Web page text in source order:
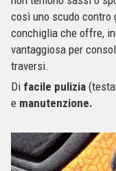
così uno scudo
conchiglia che offre,
vantaggiosa per
traversi.
Di facile pulizia
e manutenzione.